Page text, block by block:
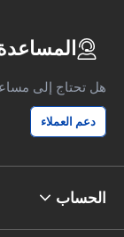
هل تحتاج إلى
دعم العملاء
الحساب